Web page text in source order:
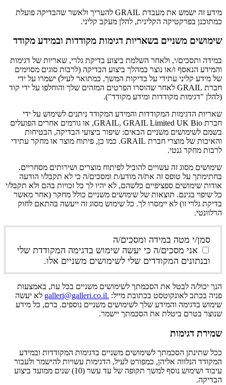
מידע זה ישמש את מעבדת GRAIL להעריך ולאשר שהבדיקה פועלת
כמתוכנן בפרקטיקה הקלינית, להלן מעקב קליני.
שימושים משניים בשאריות דגימות מקודדות ובמידע מקודד
במידה ותסכים/י, ולאחר השלמת ביצוע בדיקת גלרי, שאריות של דגימות
והמידע הנאסף ו/או נוצר במהלך ביצוע הבדיקה (לרבות סוגים מסוימים
של מידע קליני עתידי על בדיקות המשך, כמתואר לעיל) ישמרו על ידי
חברת GRAIL לאחר שהוסרו הפרטים המזהים שלך והוחלפו על ידי קוד
(להלן "דגימות מקודדות ומידע מקודד").
שאריות הדגימות המקודדות והמידע המקודד ניתנים לשימוש על ידי
חברת GRAIL, GRAIL Limited UK Bio, או גורמים אחרים הפועלים
בשמם לשימושים משניים הבאים: שיפור ביצועי הבדיקה, הבטיחות
והאיכות של מוצרי חברת GRAIL. כמו כן, פיתוח מוצר או מחקר עתידי
לרבות מחקר גנטי.
שימושים מסוג זה עשויים להוביל לפיתוח מוצרים ושירותים מסחריים.
בחתימתך על טופס זה את/ה מודע/ת ומסכים/ה כי לא תקבל/י הודעה
אודות שימושים ספציפיים כלשהם, לא יהיו לך כל זכויות בהם ולא תקבל/י
כל שיפוי בגינם. תוצאות של שימושים משניים כולל מחקר (אחר מאשר
בדיקת גלרי זו) לא יימסרו לך. כל שימוש מסוג זה ייעשה בהתאם לחוק
הרלוונטי.
סמן/י מטה במידה ומסכים/ה
אני מסכים/ה כי יעשה שימוש בדגימה המקודדת שלי
ובנתונים המקודדים שלי לשימושים משניים אלו.
הנך יכול/ה לבטל את הסכמתך לשימושים משניים בכל עת, באמצעות
פניה בכתב לאונקוטסט בכתובת מייל: .galleri@galleri.co.il
לא יעשה
שימוש בדגימה והמידע שלך לשימושים משניים נוספים. ברם, כל מידע
שנוצר בטרם ביטלת את הסכמתך יישמר.
שמירת דגימות
ככל שתינתן הסכמתך לשימושים משניים בדגימות המקודדות ובמידע
המקודד הנלווה אליהן, כמפורט לעיל, הדגימות עשויות להישמר ולעבור
עיבוד ושימוש נוסף למשך תקופה של עד עשר (10) שנים ממועד ביצוע
הבדיקה.